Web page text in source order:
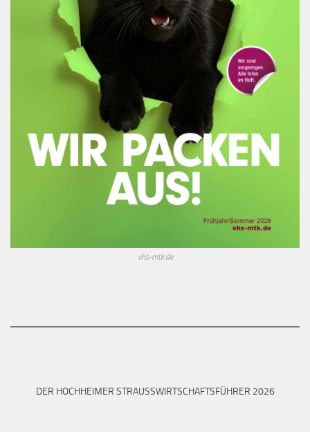
vhs-mtk.de
DER HOCHHEIMER STRAUSSWIRTSCHAFTSFÜHRER 2026